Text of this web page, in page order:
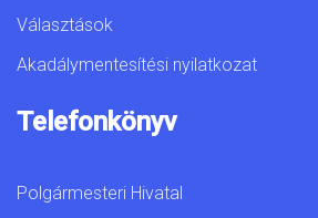
Választások
Akadálymentesítési nyilatkozat
Telefonkönyv
Polgármesteri Hivatal